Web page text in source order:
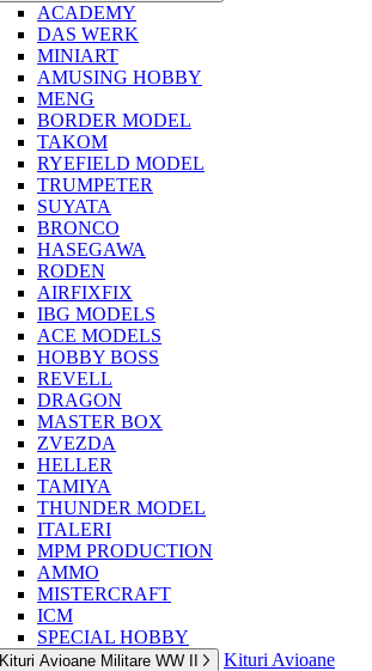
ACADEMY
DAS WERK
MINIART
AMUSING HOBBY
MENG
BORDER MODEL
TAKOM
RYEFIELD MODEL
TRUMPETER
SUYATA
BRONCO
HASEGAWA
RODEN
AIRFIXFIX
IBG MODELS
ACE MODELS
HOBBY BOSS
REVELL
DRAGON
MASTER BOX
ZVEZDA
HELLER
TAMIYA
THUNDER MODEL
ITALERI
MPM PRODUCTION
AMMO
MISTERCRAFT
ICM
SPECIAL HOBBY
Kituri Avioane Militare WW II
Kituri Avioane